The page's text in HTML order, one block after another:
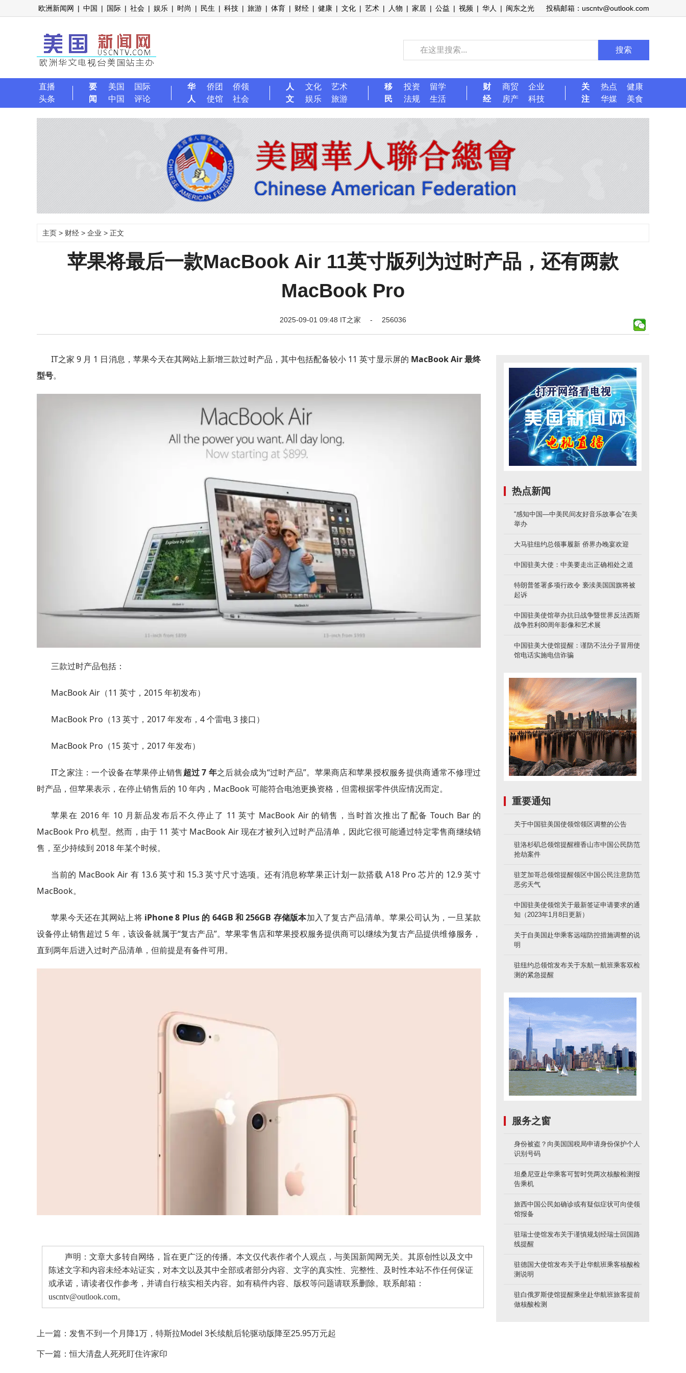
欧洲新闻网 | 中国 | 国际 | 社会 | 娱乐 | 时尚 | 民生 | 科技 | 旅游 | 体育 | 财经 | 健康 | 文化 | 艺术 | 人物 | 家居 | 公益 | 视频 | 华人 | 闽东之光 投稿邮箱：uscntv@outlook.com
搜索
直播
头条
要
闻
美国
国际
中国
评论
华
人
侨团
侨领
使馆
社会
人
文
文化
艺术
娱乐
旅游
移
民
投资
留学
法规
生活
财
经
商贸
企业
房产
科技
关
注
热点
健康
华媒
美食
主页 > 财经 > 企业 > 正文
苹果将最后一款MacBook Air 11英寸版列为过时产品，还有两款
MacBook Pro
2025-09-01 09:48 IT之家 - 256036
IT之家 9 月 1 日消息，苹果今天在其网站上新增三款过时产品，其中包括配备较小 11 英寸显示屏的 MacBook Air 最终
型号。
三款过时产品包括：
MacBook Air（11 英寸，2015 年初发布）
MacBook Pro（13 英寸，2017 年发布，4 个雷电 3 接口）
MacBook Pro（15 英寸，2017 年发布）
IT之家注：一个设备在苹果停止销售超过 7 年之后就会成为“过时产品”。苹果商店和苹果授权服务提供商通常不修理过
时产品，但苹果表示，在停止销售后的 10 年内，MacBook 可能符合电池更换资格，但需根据零件供应情况而定。
苹果在 2016 年 10 月新品发布后不久停止了 11 英寸 MacBook Air 的销售，当时首次推出了配备 Touch Bar 的
MacBook Pro 机型。然而，由于 11 英寸 MacBook Air 现在才被列入过时产品清单，因此它很可能通过特定零售商继续销
售，至少持续到 2018 年某个时候。
当前的 MacBook Air 有 13.6 英寸和 15.3 英寸尺寸选项。还有消息称苹果正计划一款搭载 A18 Pro 芯片的 12.9 英寸
MacBook。
苹果今天还在其网站上将 iPhone 8 Plus 的 64GB 和 256GB 存储版本加入了复古产品清单。苹果公司认为，一旦某款
设备停止销售超过 5 年，该设备就属于“复古产品”。苹果零售店和苹果授权服务提供商可以继续为复古产品提供维修服务，
直到两年后进入过时产品清单，但前提是有备件可用。
声明：文章大多转自网络，旨在更广泛的传播。本文仅代表作者个人观点，与美国新闻网无关。其原创性以及文中
陈述文字和内容未经本站证实，对本文以及其中全部或者部分内容、文字的真实性、完整性、及时性本站不作任何保证
或承诺，请读者仅作参考，并请自行核实相关内容。如有稿件内容、版权等问题请联系删除。联系邮箱：
uscntv@outlook.com。
上一篇： 发售不到一个月降1万，特斯拉Model 3长续航后轮驱动版降至25.95万元起
下一篇：恒大清盘人死死盯住许家印
热点新闻
“感知中国—中美民间友好音乐故事会”在美
举办
大马驻纽约总领事履新 侨界办晚宴欢迎
中国驻美大使：中美要走出正确相处之道
特朗普签署多项行政令 亵渎美国国旗将被
起诉
中国驻美使馆举办抗日战争暨世界反法西斯
战争胜利80周年影像和艺术展
中国驻美大使馆提醒：谨防不法分子冒用使
馆电话实施电信诈骗
重要通知
关于中国驻美国使领馆领区调整的公告
驻洛杉矶总领馆提醒檀香山市中国公民防范
抢劫案件
驻芝加哥总领馆提醒领区中国公民注意防范
恶劣天气
中国驻美使领馆关于最新签证申请要求的通
知（2023年1月8日更新）
关于自美国赴华乘客远端防控措施调整的说
明
驻纽约总领馆发布关于东航一航班乘客双检
测的紧急提醒
服务之窗
身份被盗？向美国国税局申请身份保护个人
识别号码
坦桑尼亚赴华乘客可暂时凭两次核酸检测报
告乘机
旅西中国公民如确诊或有疑似症状可向使领
馆报备
驻瑞士使馆发布关于谨慎规划经瑞士回国路
线提醒
驻德国大使馆发布关于赴华航班乘客核酸检
测说明
驻白俄罗斯使馆提醒乘坐赴华航班旅客提前
做核酸检测